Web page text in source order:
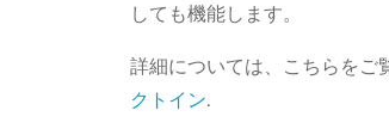
しても機能します。
詳細については、こちらをご
クトイン.